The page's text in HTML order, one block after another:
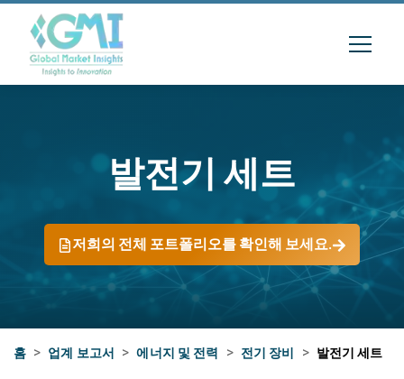
발전기 세트
저희의 전체 포트폴리오를 확인해 보세요.
홈 > 업계 보고서 > 에너지 및 전력 > 전기 장비 > 발전기 세트